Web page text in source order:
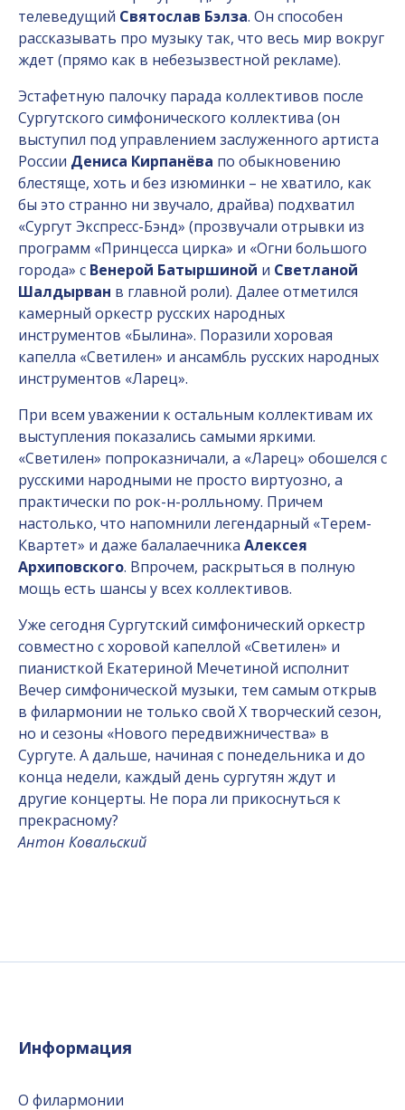
телеведущий Святослав Бэлза. Он способен
рассказывать про музыку так, что весь мир вокруг
ждет (прямо как в небезызвестной рекламе).
Эстафетную палочку парада коллективов после
Сургутского симфонического коллектива (он
выступил под управлением заслуженного артиста
России Дениса Кирпанёва по обыкновению
блестяще, хоть и без изюминки – не хватило, как
бы это странно ни звучало, драйва) подхватил
«Сургут Экспресс-Бэнд» (прозвучали отрывки из
программ «Принцесса цирка» и «Огни большого
города» с Венерой Батыршиной и Светланой
Шалдырван в главной роли). Далее отметился
камерный оркестр русских народных
инструментов «Былина». Поразили хоровая
капелла «Светилен» и ансамбль русских народных
инструментов «Ларец».
При всем уважении к остальным коллективам их
выступления показались самыми яркими.
«Светилен» попроказничали, а «Ларец» обошелся с
русскими народными не просто виртуозно, а
практически по рок-н-ролльному. Причем
настолько, что напомнили легендарный «Терем-
Квартет» и даже балалаечника Алексея
Архиповского. Впрочем, раскрыться в полную
мощь есть шансы у всех коллективов.
Уже сегодня Сургутский симфонический оркестр
совместно с хоровой капеллой «Светилен» и
пианисткой Екатериной Мечетиной исполнит
Вечер симфонической музыки, тем самым открыв
в филармонии не только свой X творческий сезон,
но и сезоны «Нового передвижничества» в
Сургуте. А дальше, начиная с понедельника и до
конца недели, каждый день сургутян ждут и
другие концерты. Не пора ли прикоснуться к
прекрасному?
Антон Ковальский
Информация
О филармонии